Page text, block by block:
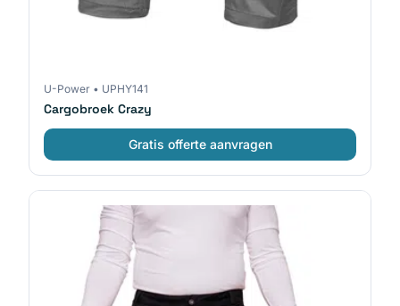
U-Power • UPHY141
Cargobroek Crazy
Gratis offerte aanvragen